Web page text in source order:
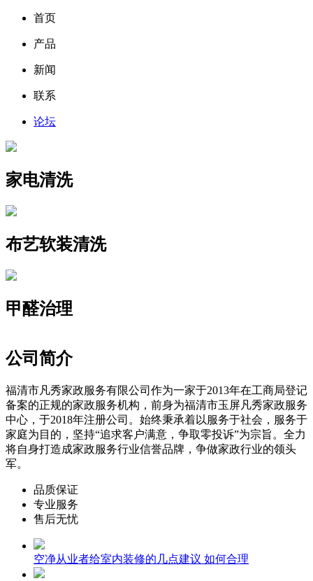
首页
产品
新闻
联系
论坛
家电清洗
布艺软装清洗
甲醛治理
公司简介
福清市凡秀家政服务有限公司作为一家于2013年在工商局登记
备案的正规的家政服务机构，前身为福清市玉屏凡秀家政服务
中心，于2018年注册公司。始终秉承着以服务于社会，服务于
家庭为目的，坚持“追求客户满意，争取零投诉”为宗旨。全力
将自身打造成家政服务行业信誉品牌，争做家政行业的领头
军。
品质保证
专业服务
售后无忧
空净从业者给室内装修的几点建议 如何合理